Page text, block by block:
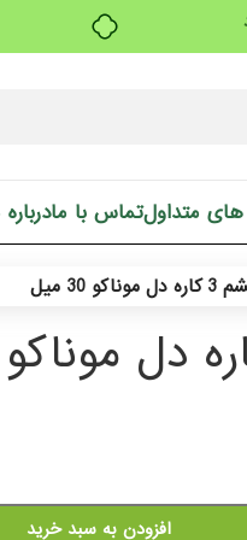
متداولتماس با ما
30 میل
افزودن به سبد خرید